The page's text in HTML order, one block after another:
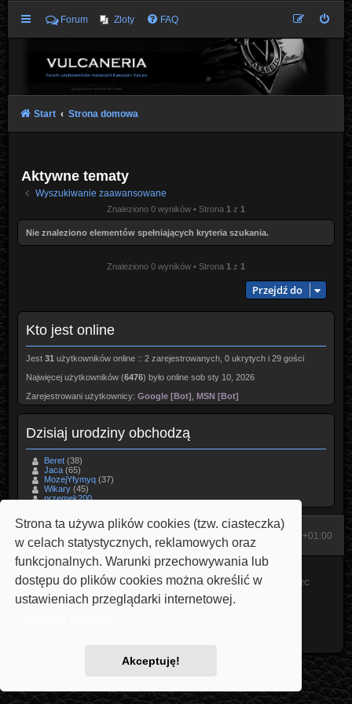
Strona ta używa plików cookies (tzw. ciasteczka)
w celach statystycznych, reklamowych oraz
funkcjonalnych. Warunki przechowywania lub
dostępu do plików cookies można określić w
ustawieniach przeglądarki internetowej.
Akceptuję!
Forum Zloty FAQ
Start Strona domowa
Aktywne tematy
Wyszukiwanie zaawansowane
Znaleziono 0 wyników • Strona 1 z 1
Nie znaleziono elementów spełniających kryteria szukania.
Znaleziono 0 wyników • Strona 1 z 1
Przejdź do
Kto jest online
Jest 31 użytkowników online :: 2 zarejestrowanych, 0 ukrytych i 29 gości
Najwięcej użytkowników (6476) było online sob sty 10, 2026
Zarejestrowani użytkownicy: Google [Bot] MSN [Bot]
Dzisiaj urodziny obchodzą
Beret (38)
Jaca (65)
MozejYfymyq (37)
Wikary (45)
przemek200
Start Strona domowa Strefa czasowa UTC+01:00
Technologię dostarcza
® Forum Software © phpBB Limited
Style: Carbon by Joyce&LunaphpBB-Style-DesignModified by Przemo
V22C
Polski pakiet językowy dostarcza
phpBB.pl